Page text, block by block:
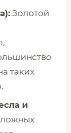
Золотой
таких
и